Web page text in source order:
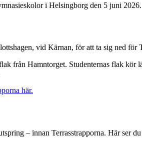
i Helsingborg den 5 juni 2026.
vid Kärnan, för att ta sig ned
från Hamntorget. Studenternas flak
här.
– innan Terrasstrapporna. Här